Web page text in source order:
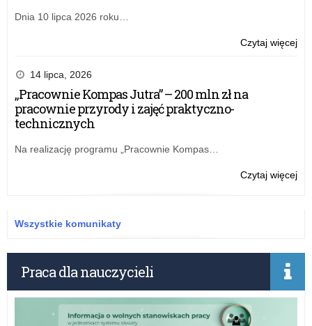
Dnia 10 lipca 2026 roku…
Czytaj więcejo:
14 lipca, 2026
„Pracownie Kompas Jutra” – 200 mln zł na
pracownie przyrody i zajęć praktyczno-
technicznych
Na realizację programu „Pracownie Kompas…
Czytaj więcejo:
Wszystkie komunikaty
Praca dla nauczycieli